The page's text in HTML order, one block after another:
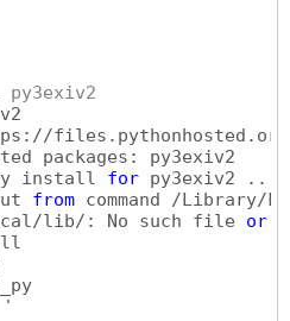
packages: py3exiv2
install
for py3exiv2 ...
from command /Library/
lib/: No such file
or